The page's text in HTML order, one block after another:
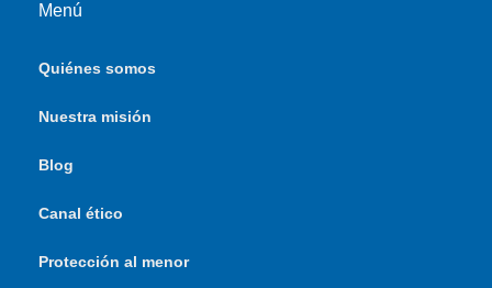
Menú
Quiénes somos
Nuestra misión
Blog
Canal ético
Protección al menor